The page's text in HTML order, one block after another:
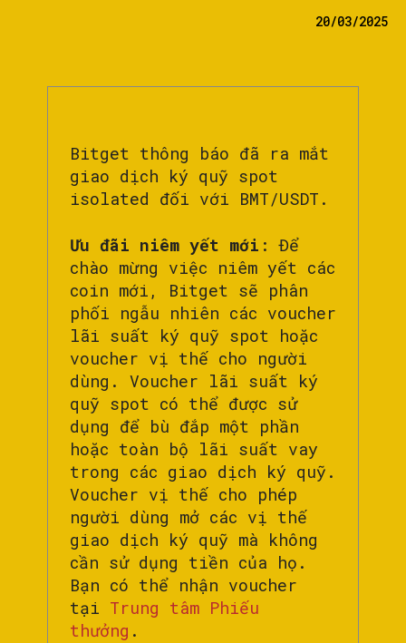
20/03/2025
Bitget thông báo đã ra mắt
giao dịch ký quỹ spot
isolated đối với BMT/USDT.
Ưu đãi niêm yết mới : Để
chào mừng việc niêm yết các
coin mới, Bitget sẽ phân
phối ngẫu nhiên các voucher
lãi suất ký quỹ spot hoặc
voucher vị thế cho người
dùng. Voucher lãi suất ký
quỹ spot có thể được sử
dụng để bù đắp một phần
hoặc toàn bộ lãi suất vay
trong các giao dịch ký quỹ.
Voucher vị thế cho phép
người dùng mở các vị thế
giao dịch ký quỹ mà không
cần sử dụng tiền của họ.
Bạn có thể nhận voucher
tại Trung tâm Phiếu
thưởng .